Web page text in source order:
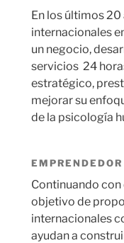
En los últimos
internacionales
un negocio,
servicios 24
estratégico,
mejorar su
de la psicología
Continuando con
objetivo de
internacionales
ayudan a